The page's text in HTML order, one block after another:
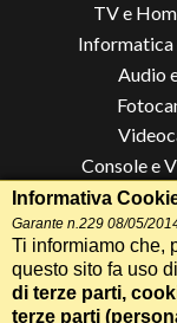
TV e
Informatica
Audio
Console e
Piccoli
Grandi
Informativa
Garante n.229 08/05/
Ti informiamo che,
questo sito fa uso di
di terze parti,
terze parti (